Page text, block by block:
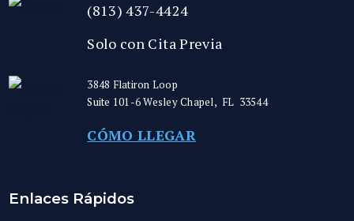
(813) 437-4424
Solo con Cita Previa
3848 Flatiron Loop
Suite 101-6Wesley Chapel, FL 33544
CÓMO LLEGAR
Enlaces Rápidos